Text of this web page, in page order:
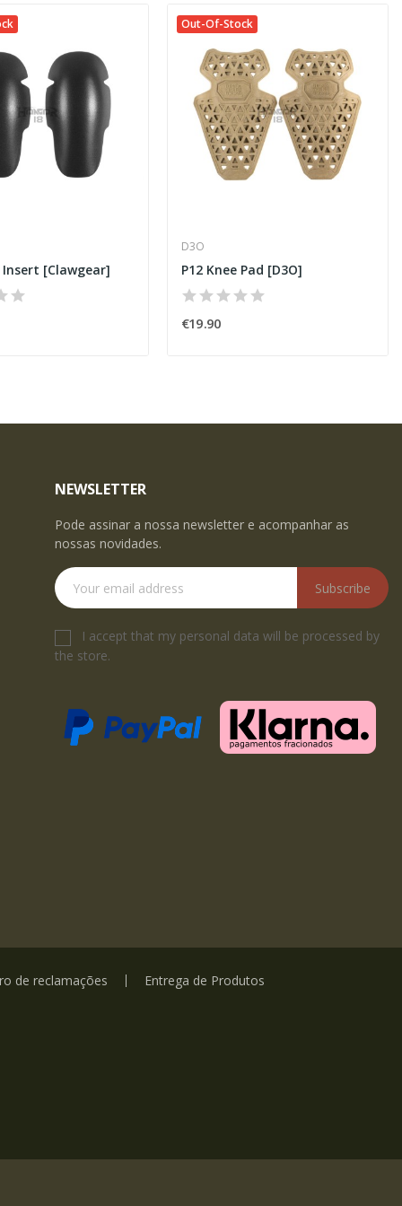
Insert [Clawgear]
Out-Of-Stock
D3O
P12 Knee Pad [D3O]
€19.90
NEWSLETTER
Pode assinar a nossa newsletter e acompanhar as
nossas novidades.
Subscribe
I accept that my personal data will be processed by
the store.
de reclamações Entrega de Produtos